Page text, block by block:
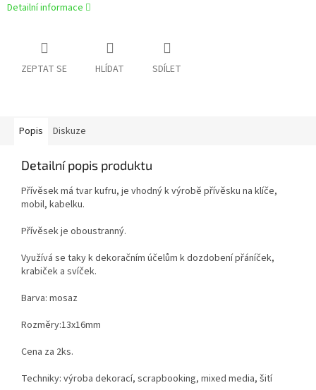
Detailní informace
ZEPTAT SE HLÍDAT SDÍLET
Popis Diskuze
Detailní popis produktu
Přívěsek má tvar kufru, je vhodný k výrobě přívěsku na klíče,
mobil, kabelku.
Přívěsek je oboustranný.
Využívá se taky k dekoračním účelům k dozdobení přáníček,
krabiček a svíček.
Barva: mosaz
Rozměry:13x16mm
Cena za 2ks.
Techniky: výroba dekorací, scrapbooking, mixed media, šití